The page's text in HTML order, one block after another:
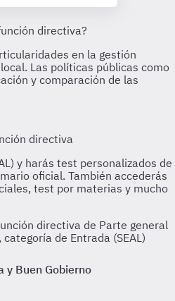
directiva de Parte general
de Entrada (SEAL)
y Buen Gobierno